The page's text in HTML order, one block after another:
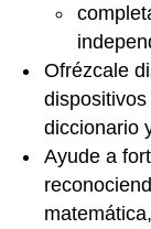
Ofrézcale
diccionario
Ayude a